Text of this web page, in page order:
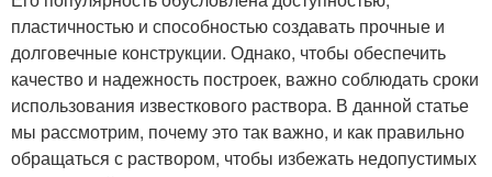
пластичностью и способностью создавать прочные и
долговечные конструкции. Однако, чтобы обеспечить
качество и надежность построек, важно соблюдать сроки
использования известкового раствора. В данной статье
мы рассмотрим, почему это так важно, и как правильно
обращаться с раствором, чтобы избежать недопустимых